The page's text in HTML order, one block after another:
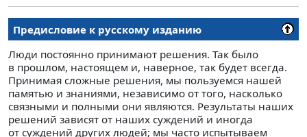
Предисловие к русскому изданию
Люди постоянно принимают решения. Так было
в прошлом, настоящем и, наверное, так будет всегда.
Принимая сложные решения, мы пользуемся нашей
памятью и знаниями, независимо от того, насколько
связными и полными они являются. Результаты наших
решений зависят от наших суждений и иногда
от суждений других людей; мы часто испытываем